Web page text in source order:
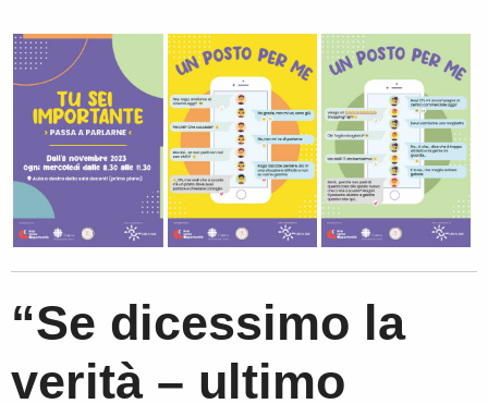
“Se dicessimo la
verità – ultimo